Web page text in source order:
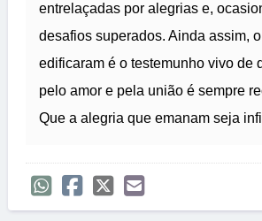
entrelaçadas por alegrias e,
desafios superados. Ainda assim,
edificaram é o testemunho vivo de
pelo amor e pela união é sempre
Que a alegria que emanam seja